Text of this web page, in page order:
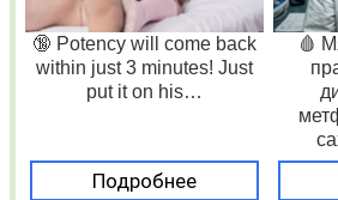
🔞 Potency will come back
within just 3 minutes! Just
put it on his…
Подробнее
🩸